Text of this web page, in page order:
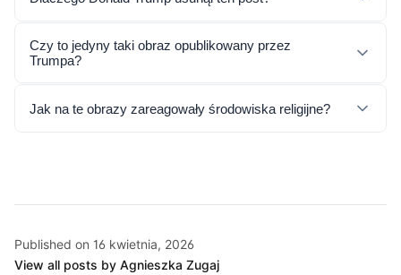
Czy to jedyny taki obraz opublikowany przez
Trumpa?
Jak na te obrazy zareagowały środowiska religijne?
Published on 16 kwietnia, 2026
View all posts by Agnieszka Zugaj